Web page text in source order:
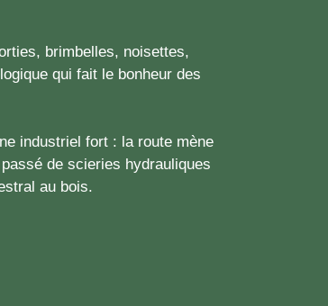
brimbelles, noisettes,
qui fait le bonheur des
industriel fort : la route mène
de scieries hydrauliques
au bois.